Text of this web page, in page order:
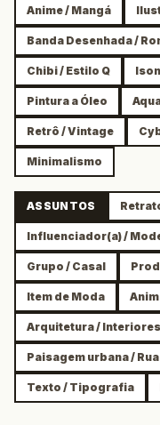
Anime / Mangá
Banda Desenhada /
Chibi / Estilo Q
Pintura a Óleo
Retrô / Vintage
Minimalismo
ASSUNTOS
Influenciador(a) /
Grupo / Casal
Item de Moda
Arquitetura / Interiores
Paisagem urbana / Rua
Texto / Tipografia